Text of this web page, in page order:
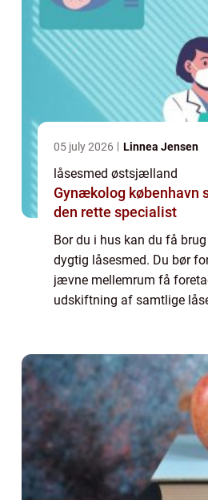
05 july 2026 Linnea Jensen
låsesmed østsjælland
Gynækolog københavn sådan finder du
den rette specialist
Bor du i hus kan du få
dygtig låsesmed. Du bør
jævne mellemrum få
udskiftning af samtlige